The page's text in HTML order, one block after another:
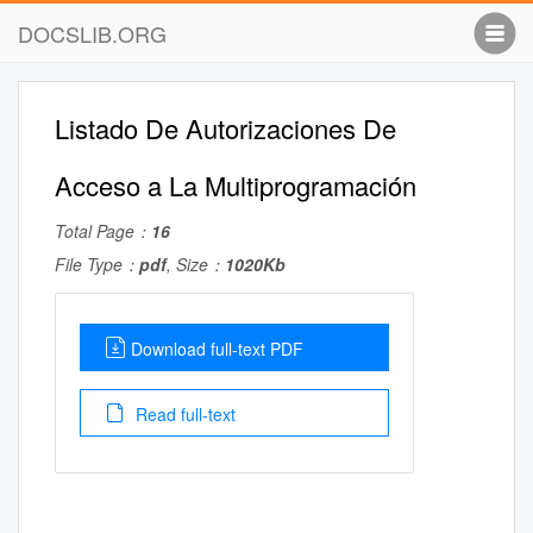
DOCSLIB.ORG
Listado De Autorizaciones De
Acceso a La Multiprogramación
Total Page： 16
File Type： pdf, Size： 1020Kb
Download full-text PDF
Read full-text